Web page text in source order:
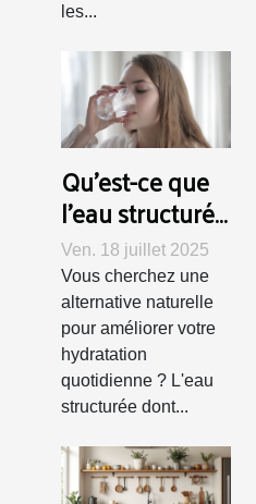
les...
Qu'est-ce que
l'eau structurée
?
Ven. 18 juillet 2025
Vous cherchez une
alternative naturelle
pour améliorer votre
hydratation
quotidienne ? L'eau
structurée dont...